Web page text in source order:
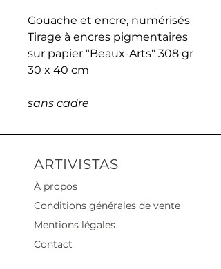
Gouache et encre, numérisés
Tirage à encres pigmentaires
sur papier "Beaux-Arts" 308 gr
30 x 40 cm
sans cadre
ARTIVISTAS
À propos
Conditions générales de vente
Mentions légales
Contact